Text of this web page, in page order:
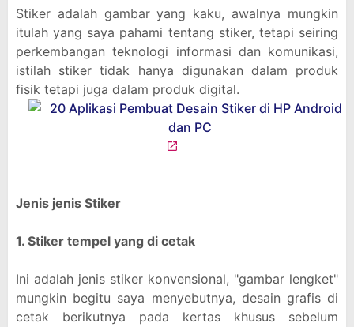
Stiker adalah gambar yang kaku, awalnya mungkin
itulah yang saya pahami tentang stiker, tetapi seiring
perkembangan teknologi informasi dan komunikasi,
istilah stiker tidak hanya digunakan dalam produk
fisik tetapi juga dalam produk digital.
Jenis jenis Stiker
1. Stiker tempel yang di cetak
Ini adalah jenis stiker konvensional, "gambar lengket"
mungkin begitu saya menyebutnya, desain grafis di
cetak berikutnya pada kertas khusus sebelum